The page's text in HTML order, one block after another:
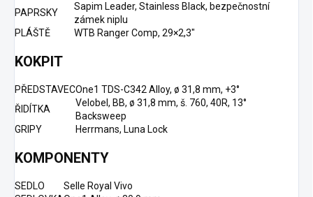
PAPRSKY
Sapim Leader, Stainless Black, bezpečnostní
zámek niplu
PLÁŠTĚ
WTB Ranger Comp, 29×2,3"
KOKPIT
PŘEDSTAVECOne1 TDS-C342 Alloy, ø 31,8 mm, +3°
ŘIDÍTKA
Velobel, BB, ø 31,8 mm, š. 760, 40R, 13°
Backsweep
GRIPY
Herrmans, Luna Lock
KOMPONENTY
SEDLO
Selle Royal Vivo